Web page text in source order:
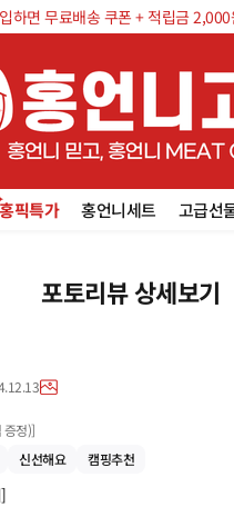
하면 무료배송 쿠폰 + 적립금
홍픽특가 홍언니세트 고급선
포토리뷰 상세보기
증정)]
신선해요 캠핑추천